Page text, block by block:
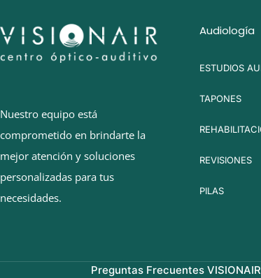
Nuestro equipo está
comprometido en brindarte la
mejor atención y soluciones
personalizadas para tus
necesidades.
Audiología
ESTUDIOS
TAPONES
REVISIONES
PILAS
Preguntas Frecuentes